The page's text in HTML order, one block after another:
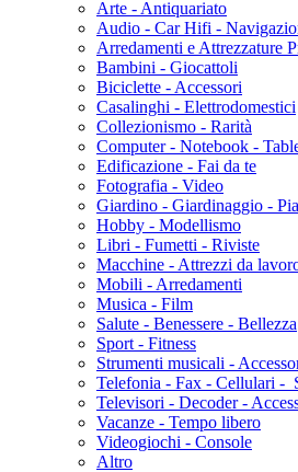
Arte - Antiquariato
Audio - Car Hifi -
Arredamenti e Attrezzature
Bambini - Giocattoli
Biciclette - Accessori
Casalinghi - Elettrodomestici
Collezionismo - Rarità
Computer - Notebook -
Edificazione - Fai da te
Fotografia - Video
Giardino - Giardinaggio -
Hobby - Modellismo
Libri - Fumetti - Riviste
Macchine - Attrezzi da
Mobili - Arredamenti
Musica - Film
Salute - Benessere - Bellezza
Sport - Fitness
Strumenti musicali -
Telefonia - Fax - Cellulari -
Televisori - Decoder -
Vacanze - Tempo libero
Videogiochi - Console
Altro